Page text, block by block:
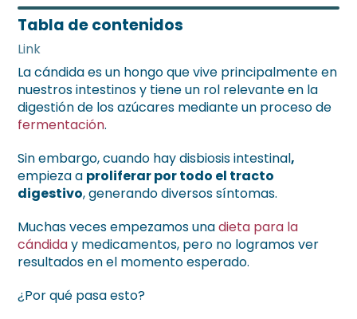
Tabla de contenidos
Link
La cándida es un hongo que vive principalmente en
nuestros intestinos y tiene un rol relevante en la
digestión de los azúcares mediante un proceso de
fermentación.
Sin embargo, cuando hay disbiosis intestinal,
empieza a proliferar por todo el tracto
digestivo, generando diversos síntomas.
Muchas veces empezamos unadieta para la
cándiday medicamentos, pero no logramos ver
resultados en el momento esperado.
¿Por qué pasa esto?